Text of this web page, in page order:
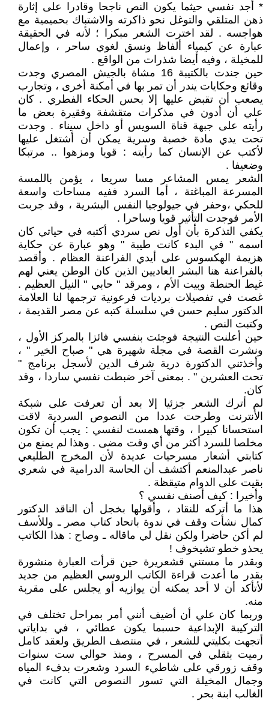
* أجد نفسي حيثما يكون النص ناجحا وقادرا على إثارة
ذهن المتلقي والتوغل نحو ذاكرته والاشتباك بحميمية مع
هواجسه . لقد اخترت الشعر مبكرا ؛ لأنه في الحقيقة
عبارة عن كيمياء ألفاظ ونسق لغوي ساحر ، وإعمال
للمخيلة ، وفيه أيضا شذرات من الواقع .
حين جندت بالكتيبة 16 مشاة بالجيش المصري وجدت
وقائع وحكايات يندر أن تمر بها في أمكنة أخرى ، وتجارب
يصعب أن تقبض عليها إلا بحس الحكاء الفطري . كان
علي أن أدون في مذكرات متقشفة وفقيرة بعض ما
رأيته على جبهة قناة السويس أو داخل سيناء . وجدت
تحت يدي مادة خصبة وسرية يمكن أن أشتغل عليها
لأكتب عن الإنسان كما رأيته : قويا ومزهوا .. مرتبكا
وضعيفا .
الشعر يمس المشاعر مسا سريعا ، يؤمن باللمسة
المسرعة المباغتة ، أما السرد ففيه مساحات واسعة
للحكي ،وحفر في جيولوجيا النفس البشرية ، وقد جربت
الأمر فوجدت التأثير قويا وساحرا .
يكفي التذكرة بأن أول نص سردي أكتبه في حياتي كان
اسمه " في البدء كانت طيبة " وهو عبارة عن حكاية
هزيمة الهكسوس على أيدي الفراعنة العظام . وأقصد
بالفراعنة هنا البشر العاديين الذين كان الوطن يعني لهم
غيط الحنطة وبيت الأم ، ومرقد " حابي " النيل العظيم .
غصت في تفصيلات برديات فرعونية ترجمها لنا العلامة
الدكتور سليم حسن في سلسلة كتبه عن مصر القديمة ،
وكتبت النص .
حين أعلنت النتيجة فوجئت بنفسي فائزا بالمركز الأول ،
ونشرت القصة في مجلة شهيرة هي " صباح الخير " ،
وأخذتني الدكتورة درية شرف الدين لأسجل برنامج "
تحت العشرين " . بمعنى آخر ضبطت نفسي ساردا ، وقد
كان.
لم أترك الشعر جزئيا إلا بعد أن تعرفت على شبكة
الأنترنت وطرحت عددا من النصوص السردية لاقت
استحسانا كبيرا ، وقتها همست لنفسي : يجب أن تكون
مخلصا للسرد أكثر من أي وقت مضى . وهذا لم يمنع من
كتابتي أشعار مسرحيات عديدة لأن المخرج الطليعي
ناصر عبدالمنعم أكتشف أن الحاسة الدرامية في شعري
بقيت على الدوام متيقظة .
وأخيرا : كيف أصنف نفسي ؟
هذا ما أتركه للنقاد ، وأقولها بخجل أن الناقد الدكتور
كمال نشأت وقف في ندوة باتحاد كتاب مصر ـ وللأسف
لم أكن حاضرا ولكن نقل لي ماقاله ـ وصاح : هذا الكاتب
يحذو خطو تشيخوف !
وبقدر ما مستني قشعريرة حين قرأت العبارة منشورة
بقدر ما أعدت قراءة الكاتب الروسي العظيم من جديد
لأتأكد أن لا أحد يمكنه أن يوازيه أو يجلس على مقربة
منه.
وربما كان علي أن أضيف أنني أمر بمراحل تختلف في
التركيبة الإبداعية حسبما يكون عطائي ، في بداياتي
أتجهت بكليتي للشعر ، في منتصف الطريق ولعقد كامل
رميت بثقلي في المسرح ، ومنذ حوالي ست سنوات
وقف زورقي على شاطيء السرد وشعرت بدفء المياه
وجمال المخيلة التي تسور النصوص التي كانت في
الغالب ابنة بحر .